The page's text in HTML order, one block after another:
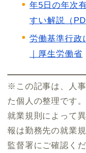
年5日の年次
すい解説（
労働基準行政
｜厚生労働省
※この記事は、人
た個人の整理です
就業規則によって
報は勤務先の就業
監督署にご確認くだ